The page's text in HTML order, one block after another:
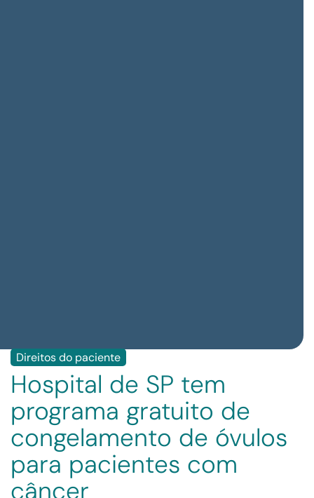
Direitos do paciente
Hospital de SP tem
programa gratuito de
congelamento de óvulos
para pacientes com
câncer